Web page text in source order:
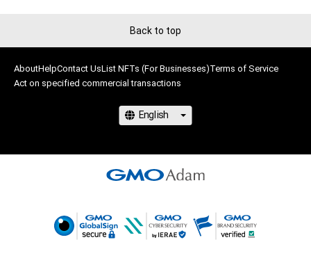
因で発生したものであっても、本アイテムの作成者または第三
者のライセンス保有者は、何らの法的責任も負わないものとし
ます。
・上記で定める規定に違反した場合、作成者に生じた損害を保有
Back to top
AboutHelpContact UsList NFTs (For Businesses)Terms of Service
Act on specified commercial transactions